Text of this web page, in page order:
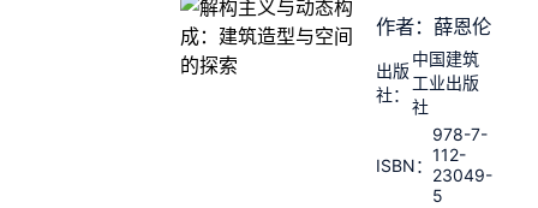
作者：薛恩伦
出版
社：
中国建筑
工业出版
社
ISBN：
978-7-
112-
23049-
5